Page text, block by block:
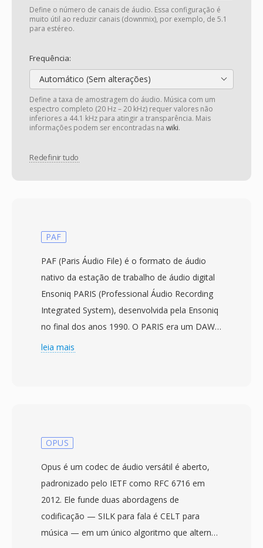
Define o número de canais de áudio. Essa configuração é
muito útil ao reduzir canais (downmix), por exemplo, de 5.1
para estéreo.
Frequência:
Automático (Sem alterações)
Define a taxa de amostragem do áudio. Música com um
espectro completo (20 Hz – 20 kHz) requer valores não
inferiores a 44.1 kHz para atingir a transparência. Mais
informações podem ser encontradas na wiki.
Redefinir tudo
PAF
PAF (Paris Áudio File) é o formato de áudio
nativo da estação de trabalho de áudio digital
Ensoniq PARIS (Professional Áudio Recording
Integrated System), desenvolvida pela Ensoniq
no final dos anos 1990. O PARIS era um DAW
de hardware/software que conquistou
compressão em resolução de 16 ou 24 bits é
(44,1, 48 é 96 kHz), preservando fidelidade
total sem compressão com perdas. O PAF
utiliza um layout binário direto — um
cabecalho compacto seguido por dados de
amostra intercalados — permitindo leitura é
leia mais
OPUS
Opus é um codec de áudio versátil é aberto,
padronizado pelo IETF como RFC 6716 em
2012. Ele funde duas abordagens de
codificação — SILK para fala é CELT para
música — em um único algoritmo que alterna